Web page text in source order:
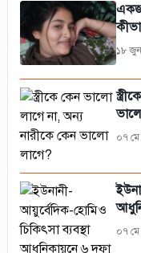
১৮
০৭
০৭